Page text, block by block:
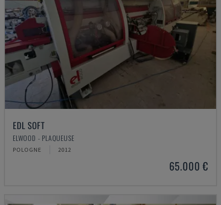
EDL SOFT
ELWOOD - PLAQUEUSE
POLOGNE 2012
65.000 €